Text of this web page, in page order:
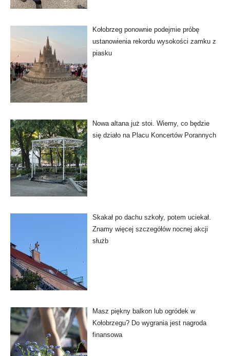
Kołobrzeg ponownie podejmie próbę
ustanowienia rekordu wysokości zamku z
piasku
Nowa altana już stoi. Wiemy, co będzie
się działo na Placu Koncertów Porannych
Skakał po dachu szkoły, potem uciekał.
Znamy więcej szczegółów nocnej akcji
służb
Masz piękny balkon lub ogródek w
Kołobrzegu? Do wygrania jest nagroda
finansowa